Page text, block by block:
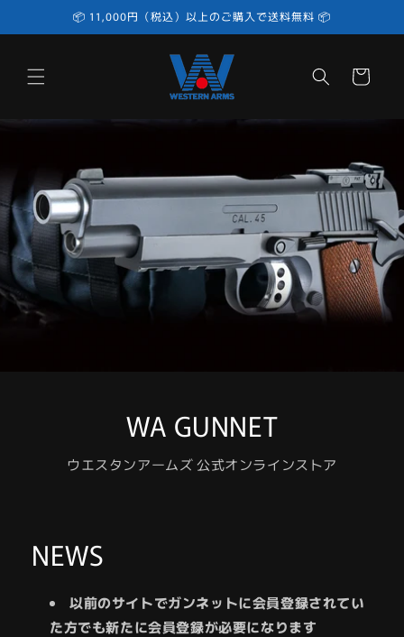
進む
📦 11,000円（税込）以上のご購入で送料無料 📦
ー
WA GUNNET
ウエスタンアームズ 公式オンラインストア
NEWS
以前のサイトでガンネットに会員登録されてい
た方でも新たに会員登録が必要になります